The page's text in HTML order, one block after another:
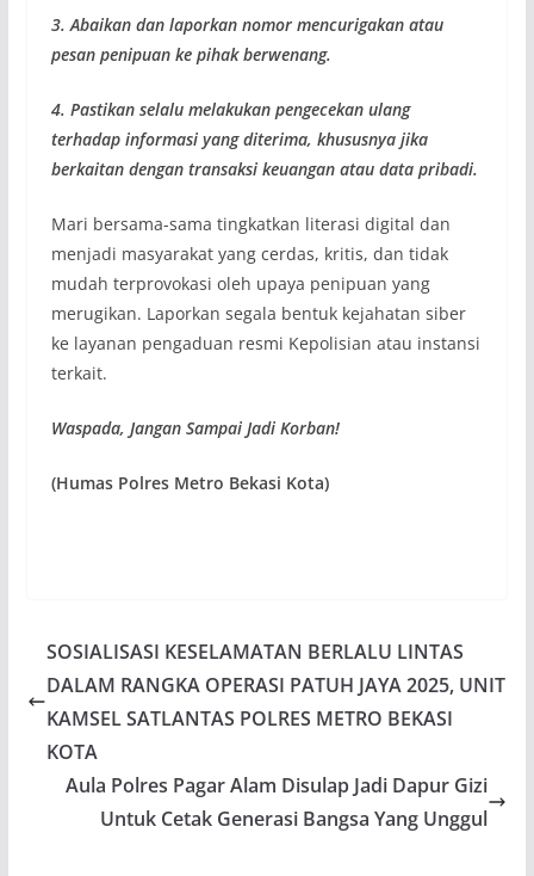
3. Abaikan dan laporkan nomor mencurigakan atau
pesan penipuan ke pihak berwenang.
4. Pastikan selalu melakukan pengecekan ulang
terhadap informasi yang diterima, khususnya jika
berkaitan dengan transaksi keuangan atau data pribadi.
Mari bersama-sama tingkatkan literasi digital dan
menjadi masyarakat yang cerdas, kritis, dan tidak
mudah terprovokasi oleh upaya penipuan yang
merugikan. Laporkan segala bentuk kejahatan siber
ke layanan pengaduan resmi Kepolisian atau instansi
terkait.
Waspada, Jangan Sampai Jadi Korban!
(Humas Polres Metro Bekasi Kota)
SOSIALISASI KESELAMATAN BERLALU LINTAS
DALAM RANGKA OPERASI PATUH JAYA 2025, UNIT
KAMSEL SATLANTAS POLRES METRO BEKASI
KOTA
Aula Polres Pagar Alam Disulap Jadi Dapur Gizi
Untuk Cetak Generasi Bangsa Yang Unggul